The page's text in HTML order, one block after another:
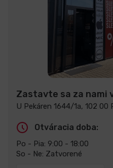
Zastavte sa za nami
U Pekáren 1644/1a, 102 00
Otváracia doba:
Po - Pia: 9:00 - 18:00
So - Ne: Zatvorené